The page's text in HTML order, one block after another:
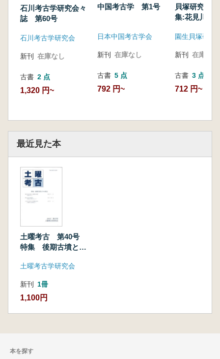
石川考古学研究会々
誌 第60号
石川考古学研究会
新刊 在庫なし
古書 2 点
1,320 円~
中国考古学 第1号
日本中国考古学会
新刊 在庫なし
古書 5 点
792 円~
貝塚研究
集:花見川流
園生貝塚研究
新刊 在庫なし
古書 3 点
712 円~
最近見た本
土曜考古 第40号
特集 後期古墳とそ
土曜考古学研究会
新刊 1冊
1,100円
本を探す